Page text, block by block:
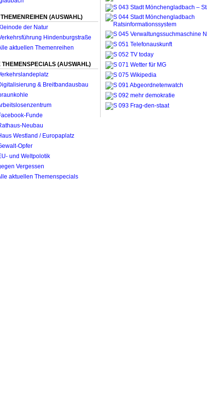
(AUSWAHL)
(AUSWAHL)